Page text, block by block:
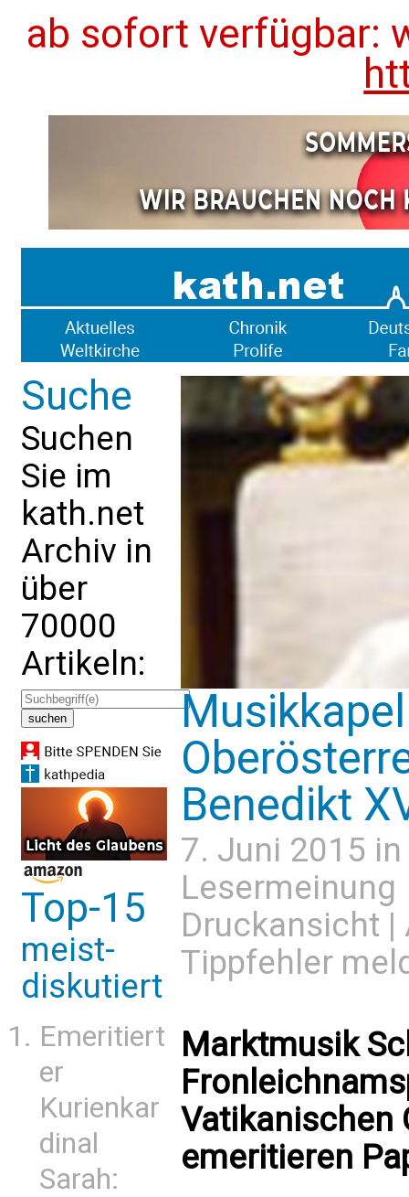
ab sofort verfügbar:
Suche
Suchen
Sie im
kath.net
Archiv in
über
70000
Artikeln:
Top-15
meist-
diskutiert
Emeritiert
er
Kurienkar
dinal
Sarah:
Benedikt
7. Juni 2015 in
Lesermeinung
Druckansicht |
Tippfehler
Marktmusik
Vatikanischen
emeritieren